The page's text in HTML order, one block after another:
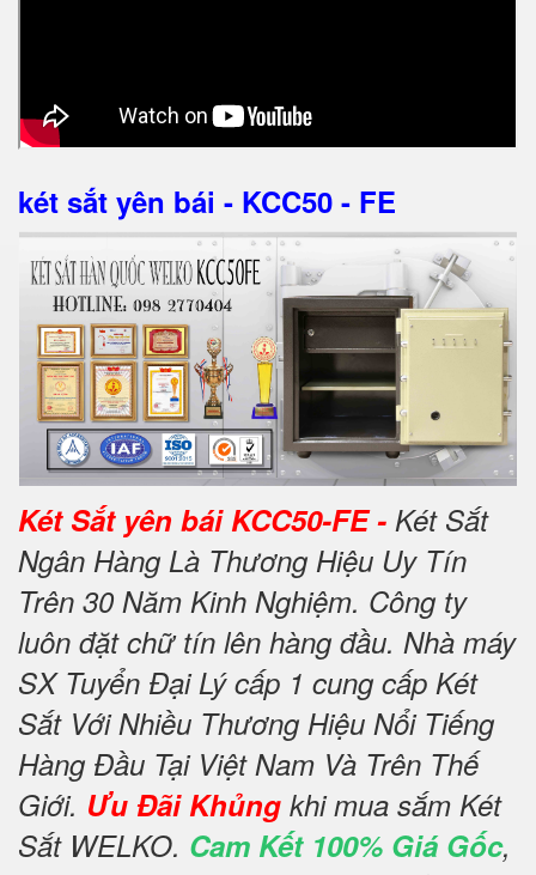
két sắt yên bái - KCC50 - FE
Két Sắt yên bái KCC50-FE - Két Sắt
Ngân Hàng Là Thương Hiệu Uy Tín
Trên 30 Năm Kinh Nghiệm. Công ty
luôn đặt chữ tín lên hàng đầu. Nhà máy
SX Tuyển Đại Lý cấp 1 cung cấp Két
Sắt Với Nhiều Thương Hiệu Nổi Tiếng
Hàng Đầu Tại Việt Nam Và Trên Thế
Giới. Ưu Đãi Khủng khi mua sắm Két
Sắt WELKO. Cam Kết 100% Giá Gốc,